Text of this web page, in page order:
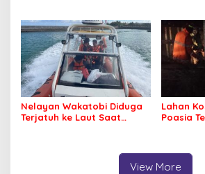
Nelayan Wakatobi Diduga
Terjatuh ke Laut Saat
Lahan
Poasia
View More